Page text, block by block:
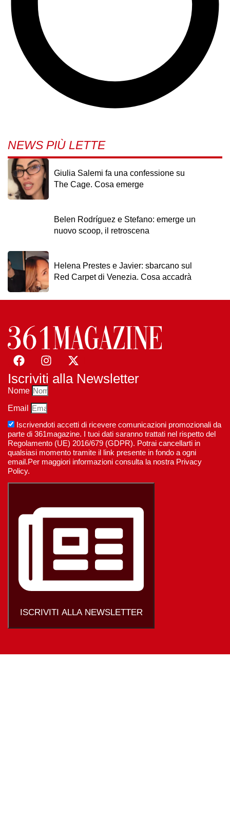
NEWS PIÙ LETTE
Giulia Salemi fa una confessione su
The Cage. Cosa emerge
Belen Rodríguez e Stefano: emerge un
nuovo scoop, il retroscena
Helena Prestes e Javier: sbarcano sul
Red Carpet di Venezia. Cosa accadrà
Iscriviti alla Newsletter
Nome
Email
Iscrivendoti accetti di ricevere comunicazioni promozionali da
parte di 361magazine. I tuoi dati saranno trattati nel rispetto del
Regolamento (UE) 2016/679 (GDPR). Potrai cancellarti in
qualsiasi momento tramite il link presente in fondo a ogni
email.Per maggiori informazioni consulta la nostra Privacy
Policy.
ISCRIVITI ALLA NEWSLETTER